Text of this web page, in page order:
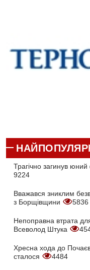
Трагічно загинув
9224
Вважався зниклим
з Борщівщини
5836
Непоправна втрата
Всеволод Штука
Хресна хода до
сталося
4484